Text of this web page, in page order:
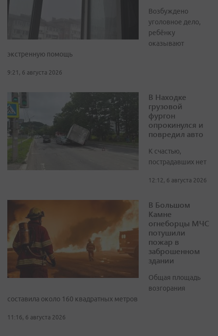
Возбуждено
уголовное дело,
ребёнку
оказывают
экстренную помощь
9:21, 6 августа 2026
В Находке
грузовой
фургон
опрокинулся и
повредил авто
К счастью,
пострадавших нет
12:12, 6 августа 2026
В Большом
Камне
огнеборцы МЧС
потушили
пожар в
заброшенном
здании
Общая площадь
возгорания
составила около 160 квадратных метров
11:16, 6 августа 2026